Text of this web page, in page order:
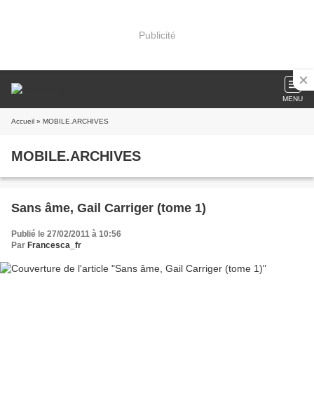
Publicité
MENU
Accueil » MOBILE.ARCHIVES
MOBILE.ARCHIVES
Sans âme, Gail Carriger (tome 1)
Publié le 27/02/2011 à 10:56
Par Francesca_fr